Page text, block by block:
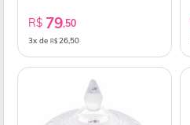
R$ 79,50
3x de R$ 26,50